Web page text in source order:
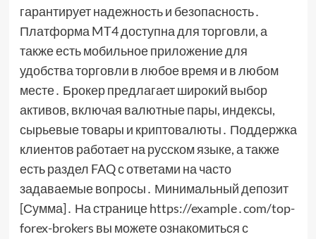
гарантирует надежность и безопасность․
Платформа MT4 доступна для торговли, а
также есть мобильное приложение для
удобства торговли в любое время и в любом
месте․ Брокер предлагает широкий выбор
активов, включая валютные пары, индексы,
сырьевые товары и криптовалюты․ Поддержка
клиентов работает на русском языке, а также
есть раздел FAQ с ответами на часто
задаваемые вопросы․ Минимальный депозит
[Сумма]․ На странице https://example․com/top-
forex-brokers вы можете ознакомиться с